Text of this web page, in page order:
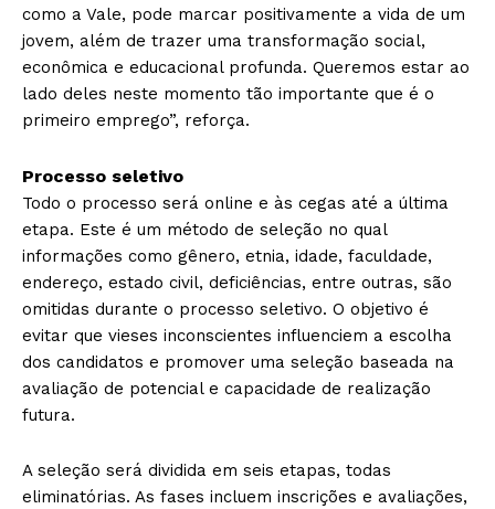
como a Vale, pode marcar positivamente a vida de um
jovem, além de trazer uma transformação social,
econômica e educacional profunda. Queremos estar ao
lado deles neste momento tão importante que é o
primeiro emprego”, reforça.
Processo seletivo
Todo o processo será online e às cegas até a última
etapa. Este é um método de seleção no qual
informações como gênero, etnia, idade, faculdade,
endereço, estado civil, deficiências, entre outras, são
omitidas durante o processo seletivo. O objetivo é
evitar que vieses inconscientes influenciem a escolha
dos candidatos e promover uma seleção baseada na
avaliação de potencial e capacidade de realização
futura.
A seleção será dividida em seis etapas, todas
eliminatórias. As fases incluem inscrições e avaliações,